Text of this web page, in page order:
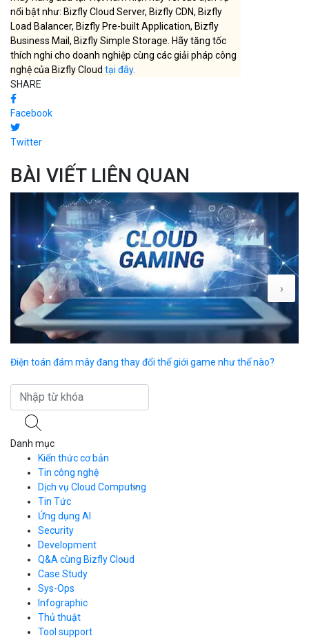
nổi bật như: Bizfly Cloud Server, Bizfly CDN, Bizfly
Load Balancer, Bizfly Pre-built Application, Bizfly
Business Mail, Bizfly Simple Storage. Hãy tăng tốc
thích nghi cho doanh nghiệp cùng các giải pháp công
nghệ của Bizfly Cloud tại đây.
SHARE
Facebook
Twitter
BÀI VIẾT LIÊN QUAN
Điện toán đám mây đang thay đổi thế giới game như thế nào?
›
Danh mục
Kiến thức cơ bản
Tin công nghệ
Dịch vụ Cloud Computing
Cloud Server
CDN
Load Balancer
Auto Scaling
Container Registry
Kubernetes
Cloud Database
Call Center
Business Email
Simple Storage
Tin Tức
Ứng dụng AI
Security
Development
Q&A cùng Bizfly Cloud
Q&A về Bizfly Cloud Server
Thao tác kết nối tới server
Videos
Q&A về Bizfly Business Email
Videos
Case Study
Sys-Ops
Infographic
Thủ thuật
Tool support